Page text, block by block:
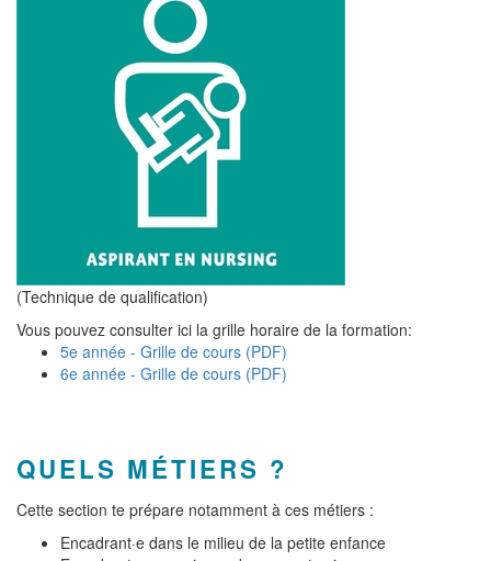
(Technique de qualification)
Vous pouvez consulter ici la grille horaire de la formation:
5e année - Grille de cours (PDF)
6e année - Grille de cours (PDF)
QUELS MÉTIERS ?
Cette section te prépare notamment à ces métiers :
Encadrant·e dans le milieu de la petite enfance